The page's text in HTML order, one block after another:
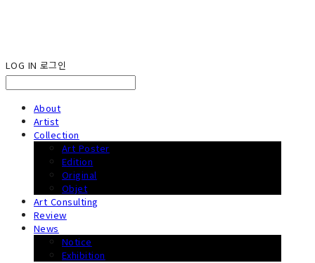
LOG IN 로그인
About
Artist
Collection
Art Poster
Edition
Original
Objet
Art Consulting
Review
News
Notice
Exhibition